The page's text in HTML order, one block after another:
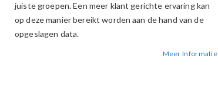
einde
begin
juiste groepen. Een meer klant gerichte ervaring kan
op deze manier bereikt worden aan de hand van de
opgeslagen data.
Meer Informatie